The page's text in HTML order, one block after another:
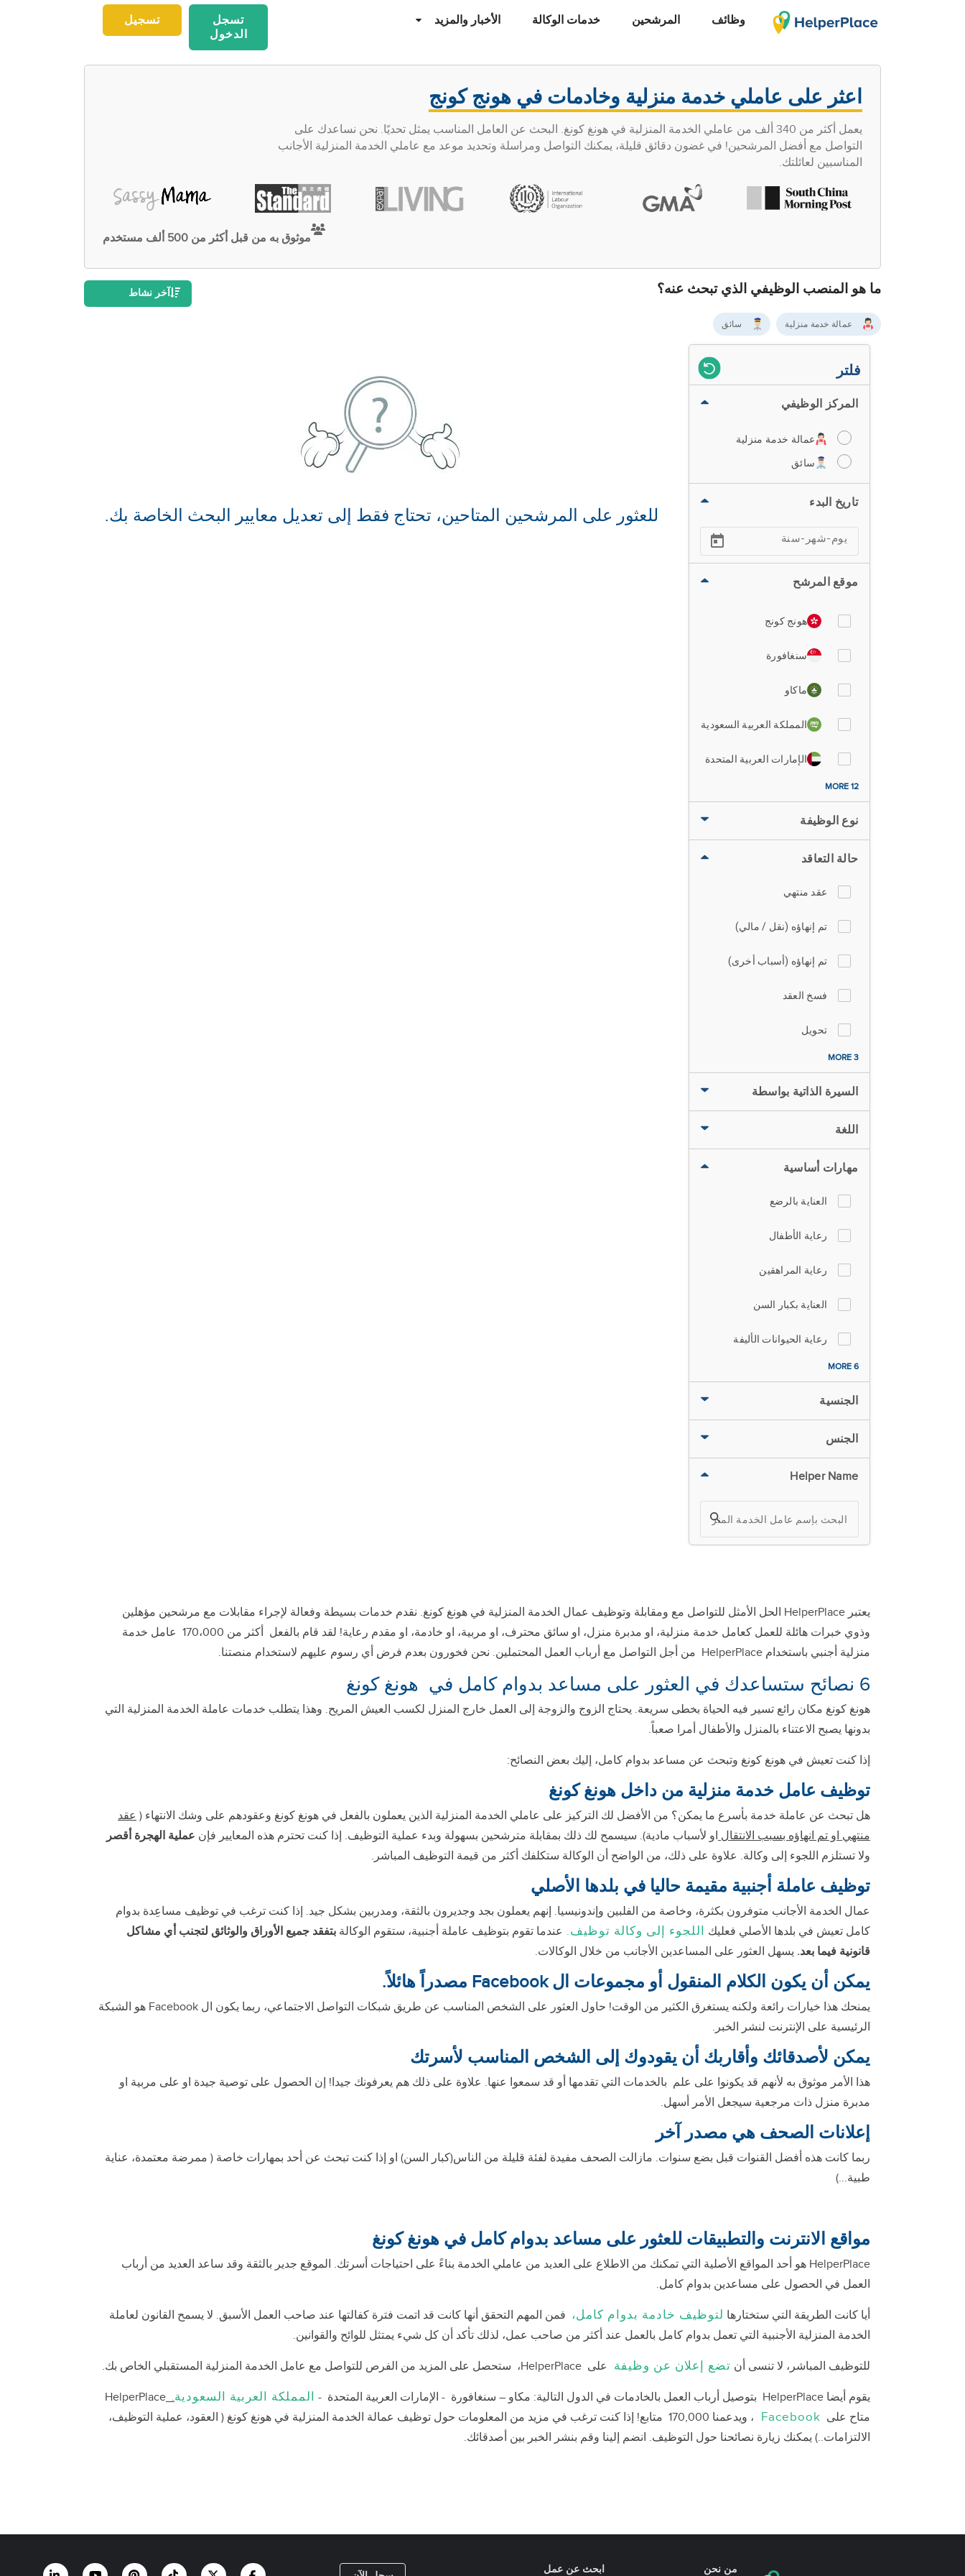
وظائف المرشحين خدمات الوكالة الأخبار والمزيد تسجيل
تسجل
الدخول
اعثر على عاملي خدمة منزلية وخادمات في هونج كونج
يعمل أكثر من 340 ألف من عاملي الخدمة المنزلية في هونغ كونغ. البحث عن العامل المناسب يمثل تحديًا. نحن نساعدك على
التواصل مع أفضل المرشحين! في غضون دقائق قليلة، يمكنك التواصل ومراسلة وتحديد موعد مع عاملي الخدمة المنزلية الأجانب
المناسبين لعائلتك.
موثوق به من قبل أكثر من 500 ألف مستخدم
ما هو المنصب الوظيفي الذي تبحث عنه؟ آخر نشاط
عمالة خدمة منزلية سائق
فلتر
المركز الوظيفي
عمالة خدمة منزلية
سائق
تاريخ البدء
موقع المرشح
هونج كونج
سنغافورة
ماكاو
المملكة العربية السعودية
الإمارات العربية المتحدة
12 MORE
نوع الوظيفة
حالة التعاقد
عقد منتهي
تم إنهاؤه (نقل / مالي)
تم إنهاؤه (أسباب أخرى)
فسخ العقد
تحويل
3 MORE
السيرة الذاتية بواسطة
اللغة
مهارات أساسية
العناية بالرضع
رعاية الأطفال
رعاية المراهقين
العناية بكبار السن
رعاية الحيوانات الأليفة
6 MORE
الجنسية
الجنس
Helper Name
للعثور على المرشحين المتاحين، تحتاج فقط إلى تعديل معايير البحث الخاصة بك.
يعتبر HelperPlace الحل الأمثل للتواصل مع ومقابلة وتوظيف عمال الخدمة المنزلية في هونغ كونغ. نقدم خدمات بسيطة وفعالة لإجراء مقابلات مع مرشحين مؤهلين
وذوي خبرات هائلة للعمل كعامل خدمة منزلية، او مدبرة منزل، او سائق محترف، او مربية، او خادمة، او مقدم رعاية! لقد قام بالفعل أكثر من 170،000 عامل خدمة
منزلية أجنبي باستخدام HelperPlace من أجل التواصل مع أرباب العمل المحتملين. نحن فخورون بعدم فرض أي رسوم عليهم لاستخدام منصتنا.
6 نصائح ستساعدك في العثور على مساعد بدوام كامل في هونغ كونغ
هونغ كونغ مكان رائع تسير فيه الحياة بخطى سريعة. يحتاج الزوج والزوجة إلى العمل خارج المنزل لكسب العيش المريح. وهذا يتطلب خدمات عاملة الخدمة المنزلية التي
بدونها يصبح الاعتناء بالمنزل والأطفال أمرا صعباً.
إذا كنت تعيش في هونغ كونغ وتبحث عن مساعد بدوام كامل، إليك بعض النصائح:
توظيف عامل خدمة منزلية من داخل هونغ كونغ
هل تبحث عن عاملة خدمة بأسرع ما يمكن؟ من الأفضل لك التركيز على عاملي الخدمة المنزلية الذين يعملون بالفعل في هونغ كونغ وعقودهم على وشك الانتهاء ( عقد
منتهي او تم انهاؤه بسبب الانتقال او لأسباب مادية). سيسمح لك ذلك بمقابلة مترشحين بسهولة وبدء عملية التوظيف. إذا كنت تحترم هذه المعايير فإن عملية الهجرة أقصر
ولا تستلزم اللجوء إلى وكالة. علاوة على ذلك، من الواضح أن الوكالة ستكلفك أكثر من قيمة التوظيف المباشر.
توظيف عاملة أجنبية مقيمة حاليا في بلدها الأصلي
عمال الخدمة الأجانب متوفرون بكثرة، وخاصة من الفلبين وإندونيسيا. إنهم يعملون بجد وجديرون بالثقة، ومدربين بشكل جيد. إذا كنت ترغب في توظيف مساعِدة بدوام
كامل تعيش في بلدها الأصلي فعليك اللجوء إلى وكالة توظيف. عندما تقوم بتوظيف عاملة أجنبية، ستقوم الوكالة بتفقد جميع الأوراق والوثائق لتجنب أي مشاكل
قانونية فيما بعد. يسهل العثور على المساعدين الأجانب من خلال الوكالات.
يمكن أن يكون الكلام المنقول أو مجموعات ال Facebook مصدراً هائلاً.
يمنحك هذا خيارات رائعة ولكنه يستغرق الكثير من الوقت! حاول العثور على الشخص المناسب عن طريق شبكات التواصل الاجتماعي، ربما يكون ال Facebook هو الشبكة
الرئيسية على الإنترنت لنشر الخبر.
يمكن لأصدقائك وأقاربك أن يقودوك إلى الشخص المناسب لأسرتك
هذا الأمر موثوق به لأنهم قد يكونوا على علم بالخدمات التي تقدمها أو قد سمعوا عنها. علاوة على ذلك هم يعرفونك جيدا! إن الحصول على توصية جيدة او على مربية او
مدبرة منزل ذات مرجعية سيجعل الأمر أسهل.
إعلانات الصحف هي مصدر آخر
ربما كانت هذه أفضل القنوات قبل بضع سنوات. مازالت الصحف مفيدة لفئة قليلة من الناس(كبار السن) او إذا كنت تبحث عن أحد بمهارات خاصة ( ممرضة معتمدة، عناية
طبية...)
مواقع الانترنت والتطبيقات للعثور على مساعد بدوام كامل في هونغ كونغ
HelperPlace هو أحد المواقع الأصلية التي تمكنك من الاطلاع على العديد من عاملي الخدمة بناءً على احتياجات أسرتك. الموقع جدير بالثقة وقد ساعد العديد من أرباب
العمل في الحصول على مساعدين بدوام كامل.
أيا كانت الطريقة التي ستختارها لتوظيف خادمة بدوام كامل، فمن المهم التحقق أنها كانت قد اتمت فترة كفالتها عند صاحب العمل الأسبق. لا يسمح القانون لعاملة
الخدمة المنزلية الأجنبية التي تعمل بدوام كامل بالعمل عند أكثر من صاحب عمل، لذلك تأكد أن كل شيء يمتثل للوائح والقوانين.
للتوظيف المباشر، لا تنسى أن تضع إعلان عن وظيفة على HelperPlace، ستحصل على المزيد من الفرص للتواصل مع عامل الخدمة المنزلية المستقبلي الخاص بك.
يقوم أيضا HelperPlace بتوصيل أرباب العمل بالخادمات في الدول التالية: مكاو – سنغافورة - الإمارات العربية المتحدة - المملكة العربية السعودية.
متاح على Facebook
، ويدعمنا 170,000 متابع! إذا كنت ترغب في مزيد من المعلومات حول توظيف عمالة الخدمة المنزلية في هونغ كونغ ( العقود، عملية التوظيف،
الالتزامات..) يمكنك زيارة نصائحنا حول التوظيف. انضم إلينا وقم بنشر الخبر بين أصدقائك.
من نحن ابحث عن عمل